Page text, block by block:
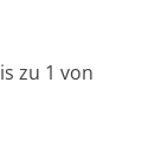
zu 1 von